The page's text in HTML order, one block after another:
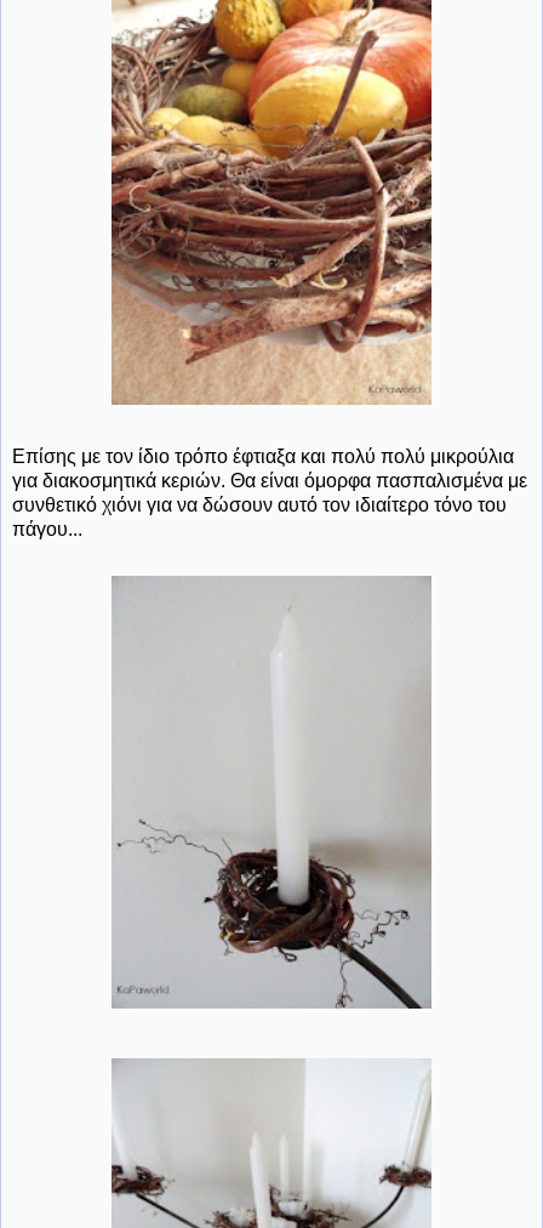
Επίσης με τον ίδιο τρόπο έφτιαξα και πολύ πολύ μικρούλια
για διακοσμητικά κεριών. Θα είναι όμορφα πασπαλισμένα με
συνθετικό χιόνι για να δώσουν αυτό τον ιδιαίτερο τόνο του
πάγου...